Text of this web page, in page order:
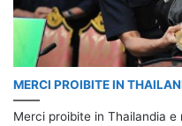
MERCI PROIBITE IN
Merci proibite in Thailandia